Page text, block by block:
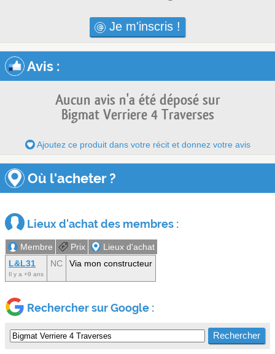
Je m'inscris !
Avis :
Aucun avis n'a été déposé sur
Bigmat Verriere 4 Traverses
Ajoutez ce produit dans votre récit et donnez votre avis
Où l'acheter ?
Lieux d'achat des membres :
Membre Prix
Lieux d'achat
L&L31
Il y a +9 ans
NC Via mon constructeur
Rechercher sur Google :